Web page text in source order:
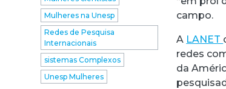
campo.
A LANET
redes
da
Mulheres na Unesp
Redes de Pesquisa
Internacionais
sistemas Complexos
Unesp Mulheres